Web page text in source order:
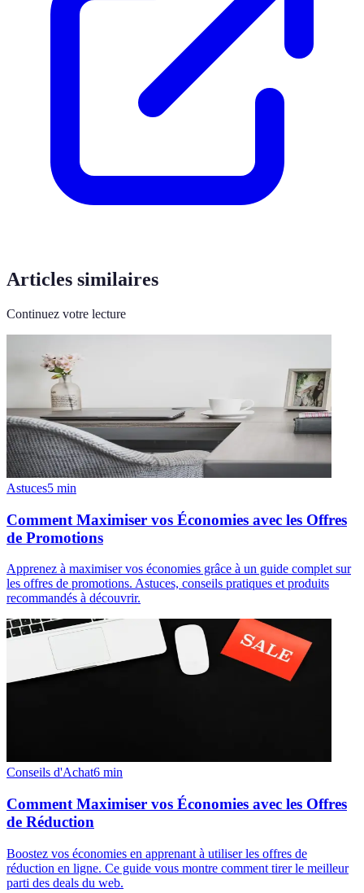
Articles similaires
Continuez votre lecture
Astuces5 min
Comment Maximiser vos Économies avec les Offres
de Promotions
Apprenez à maximiser vos économies grâce à un guide complet sur
les offres de promotions. Astuces, conseils pratiques et produits
recommandés à découvrir.
Conseils d'Achat6 min
Comment Maximiser vos Économies avec les Offres
de Réduction
Boostez vos économies en apprenant à utiliser les offres de
réduction en ligne. Ce guide vous montre comment tirer le meilleur
parti des deals du web.